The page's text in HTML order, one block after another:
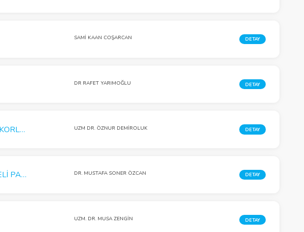
SAMİ KAAN COŞARCAN DETAY
DR RAFET YARIMOĞLU DETAY
COVID-19 HASTALIĞINDA GELİŞTİRİLEN PROGNOSTİK SKORLAMA MODELLERİNDEN CALL, CANPT VE COVID-GRAM SKORLARI UZM DR. ÖZNUR DEMIROLUK DETAY
LOKAL ANESTEZİK SİSTEMİK TOKSİSİTESİNDE ÜÇ BÖLMELİ PARENTERAL BESLENME SOLÜSYONU KULLANIMI DR. MUSTAFA SONER ÖZCAN DETAY
UZM. DR. MUSA ZENGİN DETAY